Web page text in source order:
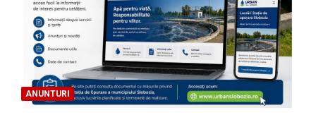
ANUNTURI